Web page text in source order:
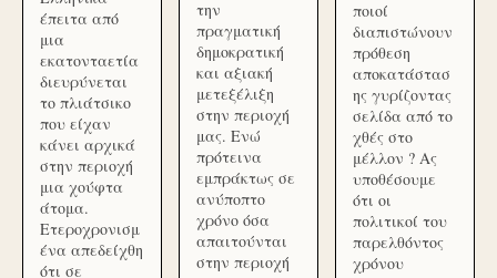
έπειτα από
μια
εκατονταετία
διευρύνεται
το πλιάτσικο
που είχαν
κάνει αρχικά
στην περιοχή
μια χούφτα
άτομα.
Ετεροχρονισμ
ένα απεδείχθη
ότι σε
την
πραγματική
δημοκρατική
και αξιακή
μετεξέλιξη
στην περιοχή
μας. Ενώ
πρότεινα
εμπράκτως σε
ανύποπτο
χρόνο όσα
απαιτούνται
στην περιοχή
ποιοί
διαπιστώνουν
πρόθεση
αποκατάστασ
ης γυρίζοντας
σελίδα από το
χθές στο
μέλλον ? Ας
υποθέσουμε
ότι οι
πολιτικοί του
παρελθόντος
χρόνου